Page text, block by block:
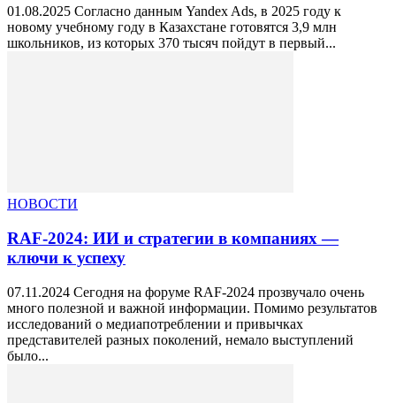
01.08.2025 Согласно данным Yandex Ads, в 2025 году к
новому учебному году в Казахстане готовятся 3,9 млн
школьников, из которых 370 тысяч пойдут в первый...
НОВОСТИ
RAF-2024: ИИ и стратегии в компаниях —
ключи к успеху
07.11.2024 Сегодня на форуме RAF-2024 прозвучало очень
много полезной и важной информации. Помимо результатов
исследований о медиапотреблении и привычках
представителей разных поколений, немало выступлений
было...